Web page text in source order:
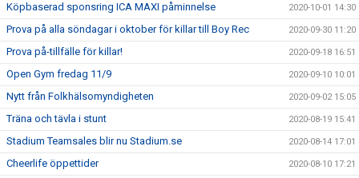
Köpbaserad sponsring ICA MAXI påminnelse 2020-10-01 14:30
Prova på alla söndagar i oktober för killar till Boy Rec 2020-09-30 11:20
Prova på-tillfälle för killar! 2020-09-18 16:51
Open Gym fredag 11/9 2020-09-10 10:01
Nytt från Folkhälsomyndigheten 2020-09-02 15:05
Träna och tävla i stunt 2020-08-19 15:41
Stadium Teamsales blir nu Stadium.se 2020-08-14 17:01
Cheerlife öppettider 2020-08-10 17:21